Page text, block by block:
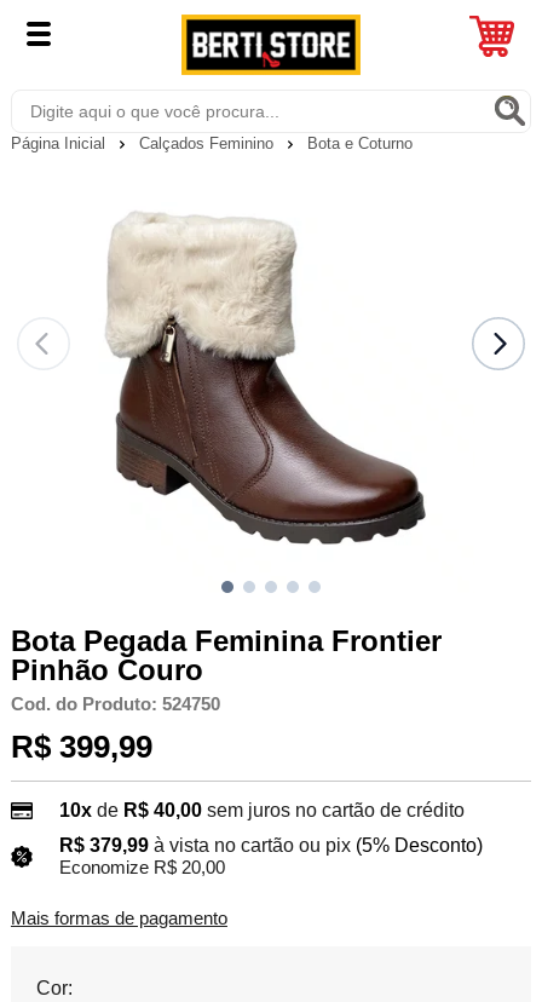
Página Inicial Calçados Feminino Bota e Coturno
Bota Pegada Feminina Frontier
Pinhão Couro
Cod. do Produto: 524750
R$ 399,99
10xde R$ 40,00 sem juros no cartão de crédito
R$ 379,99 à vista no cartão ou pix (5% Desconto)
Economize R$ 20,00
Mais formas de pagamento
Cor: